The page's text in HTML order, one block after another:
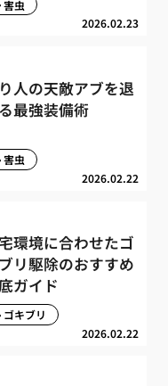
2026.02.23
害虫
人の天敵アブを退
最強装備術
2026.02.22
害虫
環境に合わせたゴ
リ駆除のおすすめ
ガイド
2026.02.22
ゴキブリ